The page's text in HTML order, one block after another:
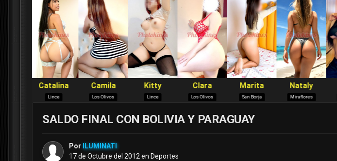
SALDO FINAL CON BOLIVIA Y PARAGUAY
Por ILUMINATI
17 de Octubre del 2012en Deportes